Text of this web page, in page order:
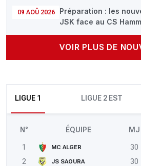
09 AOÛ 2026
Préparation : les
JSK face au CS
VOIR PLUS DE
LIGUE 1 LIGUE 2 EST
N° ÉQUIPE MJ
1 MC ALGER 30
2
JS SAOURA 30